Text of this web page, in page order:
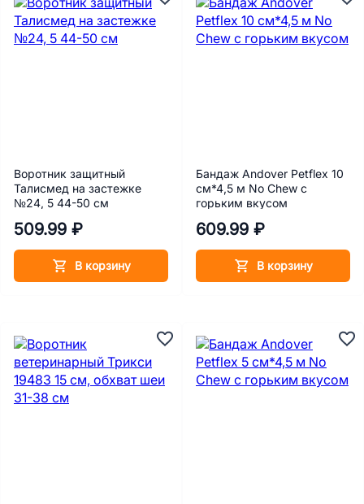
Воротник защитный
Талисмед на застежке
№24, 5 44-50 см
509.99 ₽
В корзину
Бандаж Andover Petflex 10
см*4,5 м No Chew с
горьким вкусом
609.99 ₽
В корзину